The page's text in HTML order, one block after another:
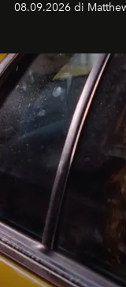
08.09.2026 di